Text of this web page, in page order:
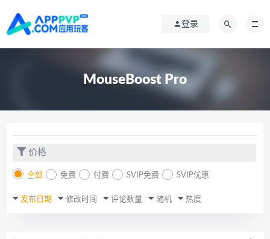
登录
MouseBoost Pro
价格
全部 免费 付费 SVIP免费 SVIP优惠
发布日期 修改时间 评论数量 随机 热度